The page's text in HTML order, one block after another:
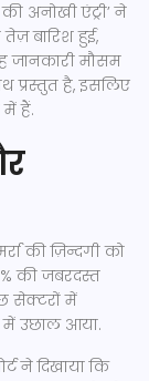
अनोखी एंट्री’ ने
बारिश हुई,
जानकारी मौसम
प्रस्तुत है, इसलिए
हैं.
की ज़िन्दगी को
की जबरदस्त
सेक्टरों में
में उछाल आया.
ने दिखाया कि